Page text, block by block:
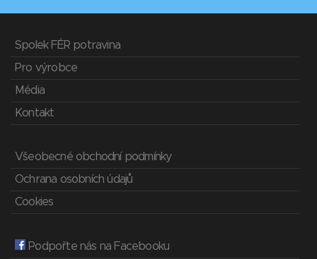
Spolek FÉR potravina
Pro výrobce
Média
Kontakt
Všeobecné obchodní podmínky
Ochrana osobních údajů
Cookies
Podpořte nás na Facebooku